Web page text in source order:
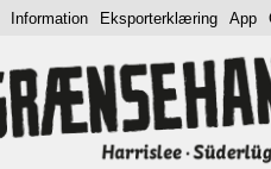
Information Eksporterklæring App